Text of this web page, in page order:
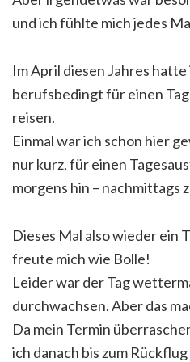
und ich fühlte mich jedes
Im April diesen Jahres hatte
berufsbedingt für einen
reisen.
Einmal war ich schon hier
nur kurz, für einen
morgens hin – nachmittags
Dieses Mal also wieder ein
freute mich wie Bolle!
Leider war der Tag
durchwachsen. Aber das
Da mein Termin
ich danach bis zum